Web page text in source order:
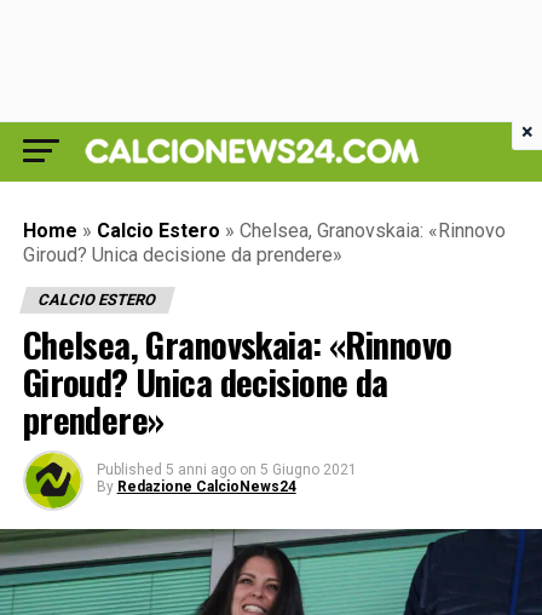
Home » Calcio Estero » Chelsea, Granovskaia: «Rinnovo
Giroud? Unica decisione da prendere»
CALCIO ESTERO
Chelsea, Granovskaia: «Rinnovo
Giroud? Unica decisione da
prendere»
Published 5 anni ago on 5 Giugno 2021
By Redazione CalcioNews24
×